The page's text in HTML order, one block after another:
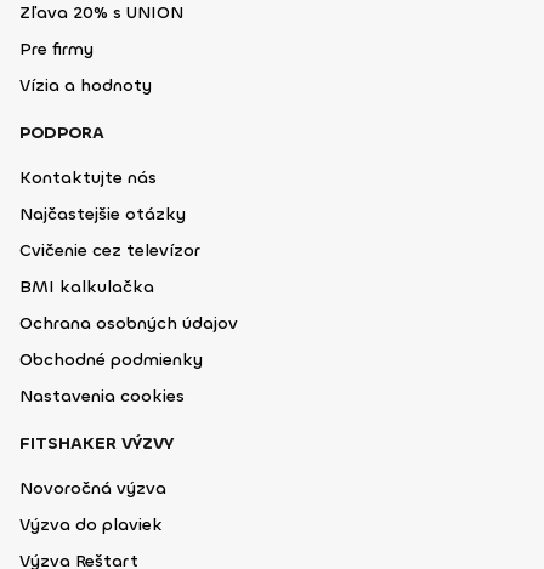
Zľava 20% s UNION
Pre firmy
Vízia a hodnoty
PODPORA
Kontaktujte nás
Najčastejšie otázky
Cvičenie cez televízor
BMI kalkulačka
Ochrana osobných údajov
Obchodné podmienky
Nastavenia cookies
FITSHAKER VÝZVY
Novoročná výzva
Výzva do plaviek
Výzva Reštart